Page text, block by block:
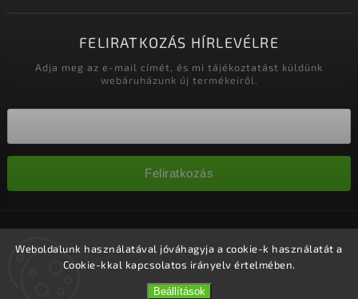
Weboldalunk használatával jóváhagyja a cookie-k használatát a
Cookie-kkal kapcsolatos irányelv értelmében.
Beállítások
FELIRATKOZÁS HÍRLEVÉLRE
Adja meg az e-mail címét, és mi tájékoztatást küldünk
webáruházunk új termékeiről.
Feliratkozás
fenntartva.
Süti beállítások szerkesztése
Shoptet| Design